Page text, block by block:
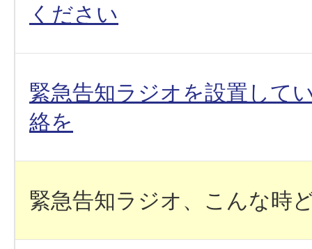
ください
緊急告知ラジオを設置して
絡を
緊急告知ラジオ、こんな時